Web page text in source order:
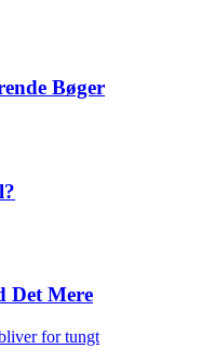
Bøger
Det Mere